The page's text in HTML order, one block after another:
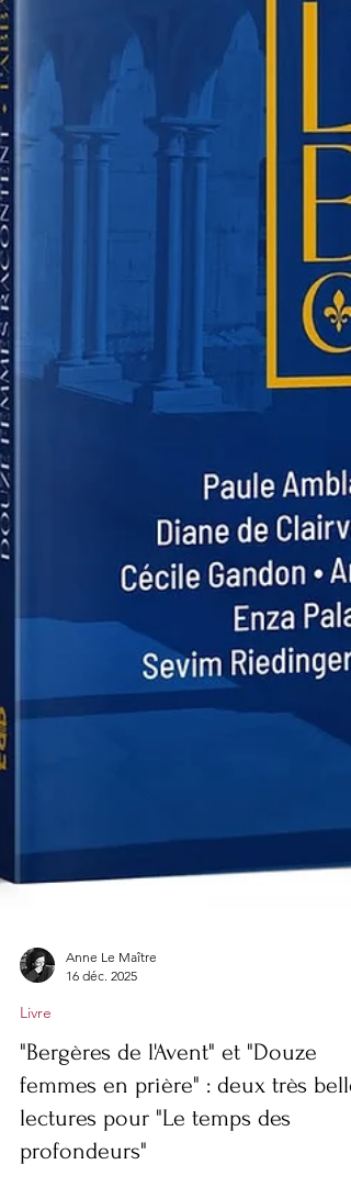
Anne Le Maître
16 déc. 2025
Livre
"Bergères de l'Avent" et "Douze